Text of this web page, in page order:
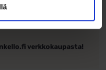
verkkokaupasta!